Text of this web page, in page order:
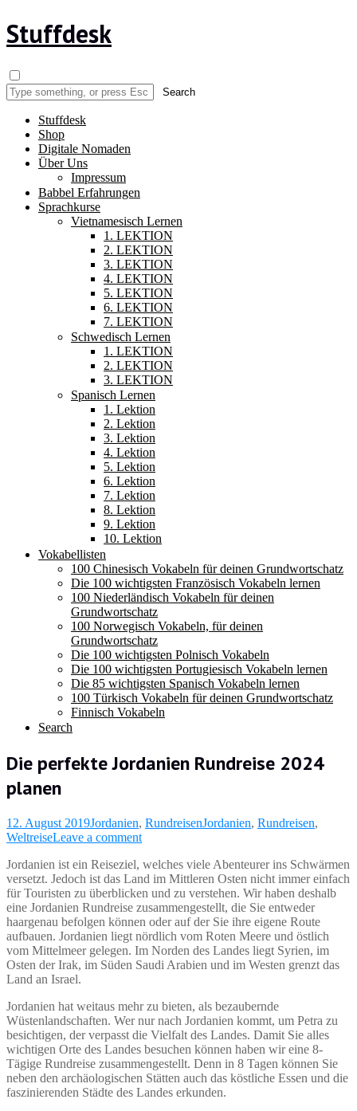
Stuffdesk
Stuffdesk
Shop
Digitale Nomaden
Über Uns
Impressum
Babbel Erfahrungen
Sprachkurse
Vietnamesisch Lernen
1. LEKTION
2. LEKTION
3. LEKTION
4. LEKTION
5. LEKTION
6. LEKTION
7. LEKTION
Schwedisch Lernen
1. LEKTION
2. LEKTION
3. LEKTION
Spanisch Lernen
1. Lektion
2. Lektion
3. Lektion
4. Lektion
5. Lektion
6. Lektion
7. Lektion
8. Lektion
9. Lektion
10. Lektion
Vokabellisten
100 Chinesisch Vokabeln für deinen Grundwortschatz
Die 100 wichtigsten Französisch Vokabeln lernen
100 Niederländisch Vokabeln für deinen
Grundwortschatz
100 Norwegisch Vokabeln, für deinen
Grundwortschatz
Die 100 wichtigsten Polnisch Vokabeln
Die 100 wichtigsten Portugiesisch Vokabeln lernen
Die 85 wichtigsten Spanisch Vokabeln lernen
100 Türkisch Vokabeln für deinen Grundwortschatz
Finnisch Vokabeln
Search
Die perfekte Jordanien Rundreise 2024
planen
12. August 2019Jordanien, RundreisenJordanien, Rundreisen,
WeltreiseLeave a comment
Jordanien ist ein Reiseziel, welches viele Abenteurer ins Schwärmen
versetzt. Jedoch ist das Land im Mittleren Osten nicht immer einfach
für Touristen zu überblicken und zu verstehen. Wir haben deshalb
eine Jordanien Rundreise zusammengestellt, die Sie entweder
haargenau befolgen können oder auf der Sie ihre eigene Route
aufbauen. Jordanien liegt nördlich vom Roten Meere und östlich
vom Mittelmeer gelegen. Im Norden des Landes liegt Syrien, im
Osten der Irak, im Süden Saudi Arabien und im Westen grenzt das
Land an Israel.
Jordanien hat weitaus mehr zu bieten, als bezaubernde
Wüstenlandschaften. Wer nur nach Jordanien kommt, um Petra zu
besichtigen, der verpasst die Vielfalt des Landes. Damit Sie alles
wichtigen Orte des Landes besuchen können haben wir eine 8-
Tägige Rundreise zusammengestellt. Denn in 8 Tagen können Sie
neben den archäologischen Stätten auch das köstliche Essen und die
faszinierenden Städte des Landes erkunden.